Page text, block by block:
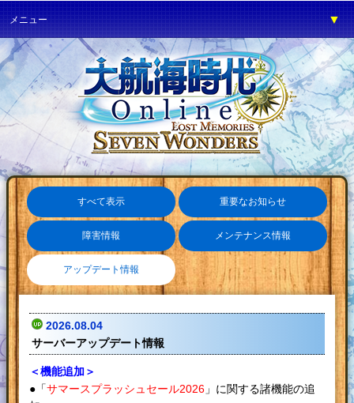
メニュー ▼
ゲーム紹介 ▼
プレイガイド ▼
サービス ▼
イベント ▼
開発の部屋 ▼
サポート ▼
ファンワールド ▼
ネットカフェ ▼
すべて表示 重要なお知らせ
障害情報 メンテナンス情報
アップデート情報
2026.08.04
サーバーアップデート情報
＜機能追加＞
●「サマースプラッシュセール2026」に関する諸機能の追